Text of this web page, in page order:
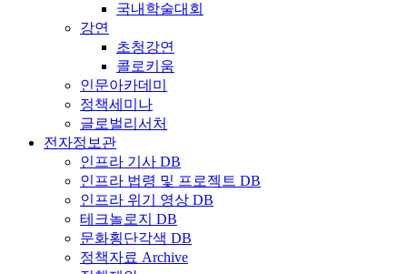
국내학술대회
강연
초청강연
콜로키움
인문아카데미
정책세미나
글로벌리서처
전자정보관
인프라 기사 DB
인프라 법령 및 프로젝트 DB
인프라 위기 영상 DB
테크놀로지 DB
문화횡단각색 DB
정책자료 Archive